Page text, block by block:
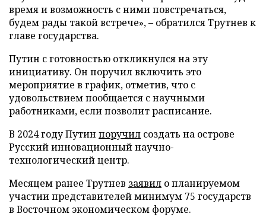
время и возможность с ними повстречаться,
будем рады такой встрече», – обратился Трутнев к
главе государства.
Путин с готовностью откликнулся на эту
инициативу. Он поручил включить это
мероприятие в график, отметив, что с
удовольствием пообщается с научными
работниками, если позволит расписание.
В 2024 году Путин поручил создать на острове
Русский инновационный научно-
технологический центр.
Месяцем ранее Трутнев заявил о планируемом
участии представителей минимум 75 государств
в Восточном экономическом форуме.